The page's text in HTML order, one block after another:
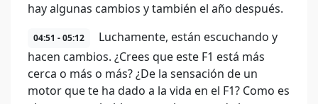
hay algunas cambios y también el año después.
04:51 - 05:12
Luchamente, están escuchando y
hacen cambios. ¿Crees que este F1 está más
cerca o más o más? ¿De la sensación de un
motor que te ha dado a la vida en el F1? Como es